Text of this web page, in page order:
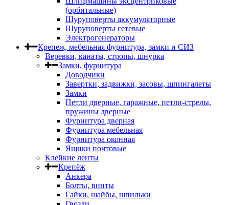
(орбитальные)
Шуруповерты аккумуляторные
Шуруповерты сетевые
Электрогенераторы
Крепеж, мебельная фурнитура, замки и СИЗ
Веревки, канаты, стропы, шнурка
Замки, фурнитура
Доводчики
Завертки, задвижки, засовы, шпингалеты
Замки
Петли дверные, гаражные, петли-стрелы,
пружины дверные
Фурнитура дверная
Фурнитура мебельная
Фурнитура оконная
Ящики почтовые
Клейкие ленты
Крепёж
Анкера
Болты, винты
Гайки, шайбы, шпильки